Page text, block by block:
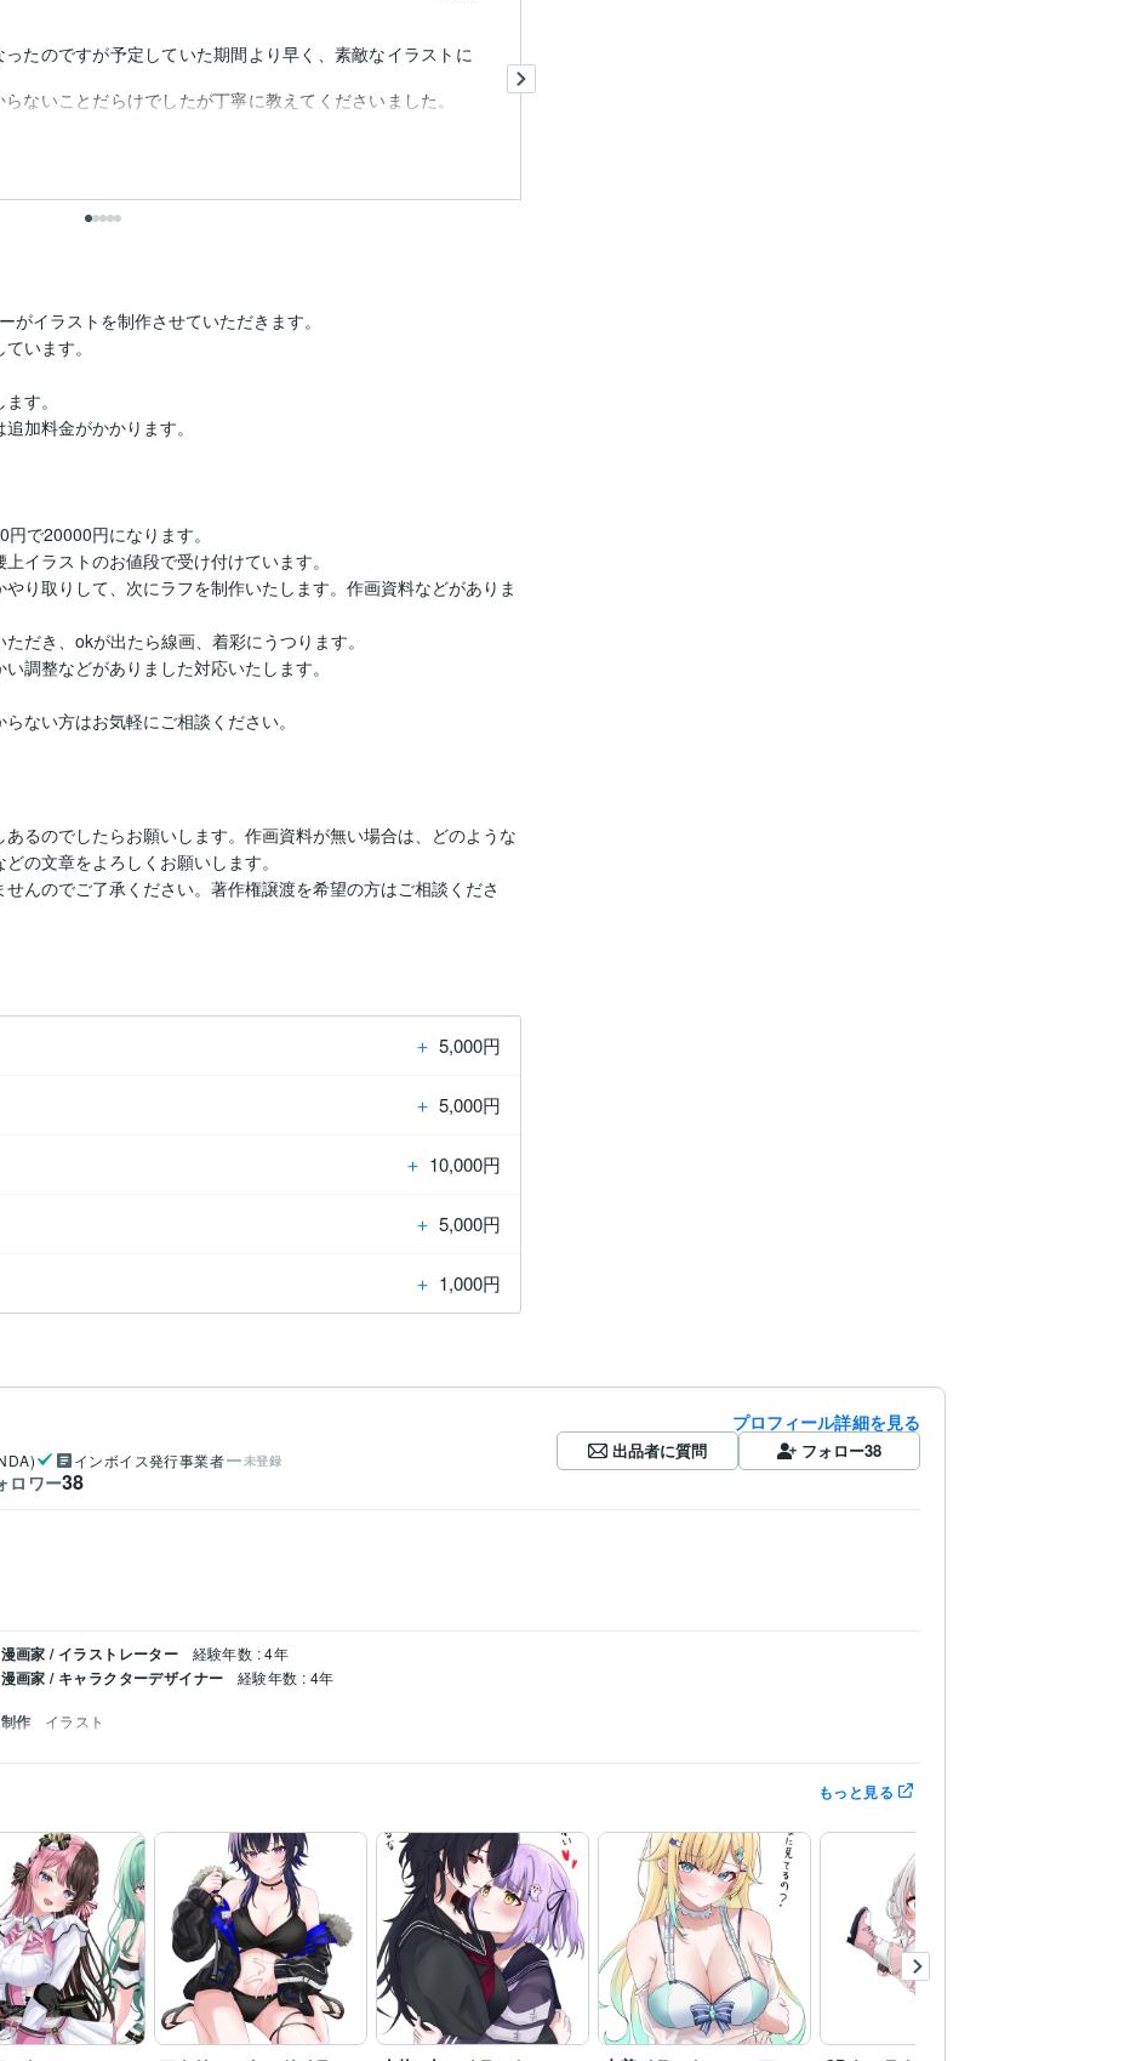
たのですが予定していた期間より早く、素敵なイラストに
ないことだらけでしたが丁寧に教えてくださいました。
たのもとても助かりました…!...
イラストを制作させていただきます。
います。
す。
加料金がかかります。
で20000円になります。
イラストのお値段で受け付けています。
り取りして、次にラフを制作いたします。作画資料などがありま
だき、okが出たら線画、着彩にうつります。
調整などがありました対応いたします。
ない方はお気軽にご相談ください。
るのでしたらお願いします。作画資料が無い場合は、どのような
の文章をよろしくお願いします。
んのでご了承ください。著作権譲渡を希望の方はご相談くださ
＋ 5,000円
＋ 5,000円
＋ 10,000円
＋ 5,000円
＋ 1,000円
インボイス発行事業者 未登録
ロワー38
プロフィール詳細を見る
出品者に質問 フォロー38
画家 / イラストレーター 経験年数 : 4年
画家 / キャラクターデザイナー 経験年数 : 4年
作 イラスト
もっと見る